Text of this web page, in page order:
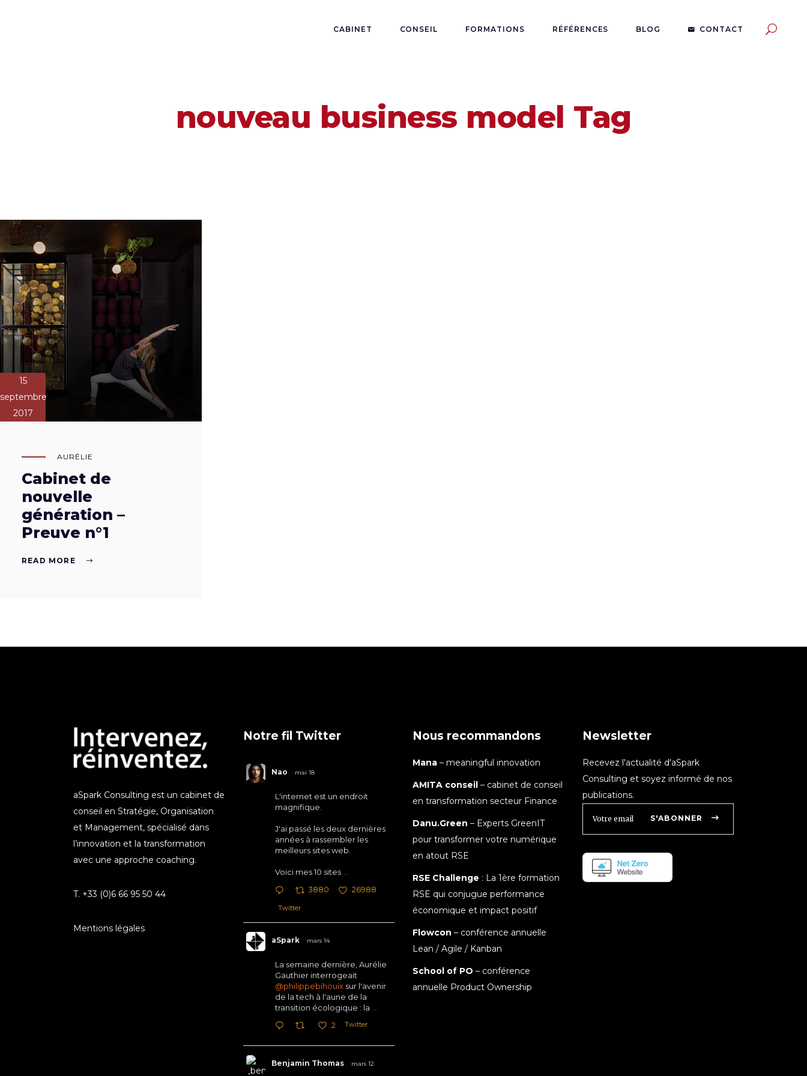
CABINET CONSEIL FORMATIONS RÉFÉRENCES BLOG CONTACT
nouveau business model Tag
15
septembre
2017
AURÉLIE
Cabinet de
nouvelle
génération –
Preuve n°1
READ MORE
aSpark Consulting est un cabinet de
conseil en Stratégie, Organisation
et Management, spécialisé dans
l’innovation et la transformation
avec une approche coaching.
T. +33 (0)6 66 95 50 44
Mentions légales
Notre fil Twitter
Nao mai 18
L'internet est un endroit
magnifique.
J'ai passé les deux dernières
années à rassembler les
meilleurs sites web.
Voici mes 10 sites
3880 26988
Twitter
aSpark mars 14
La semaine dernière, Aurélie
Gauthier interrogeait
@philippebihouixsur l'avenir
de la tech à l'aune de la
transition écologique : la
2 Twitter
Benjamin Thomas mars 12
Nous recommandons
Mana – meaningful innovation
AMITA conseil – cabinet de conseil
en transformation secteur Finance
Danu.Green – Experts GreenIT
pour transformer votre numérique
en atout RSE
RSE Challenge : La 1ère formation
RSE qui conjugue performance
économique et impact positif
Flowcon – conférence annuelle
Lean / Agile / Kanban
School of PO – conférence
annuelle Product Ownership
Newsletter
Recevez l'actualité d'aSpark
Consulting et soyez informé de nos
publications.
S'ABONNER